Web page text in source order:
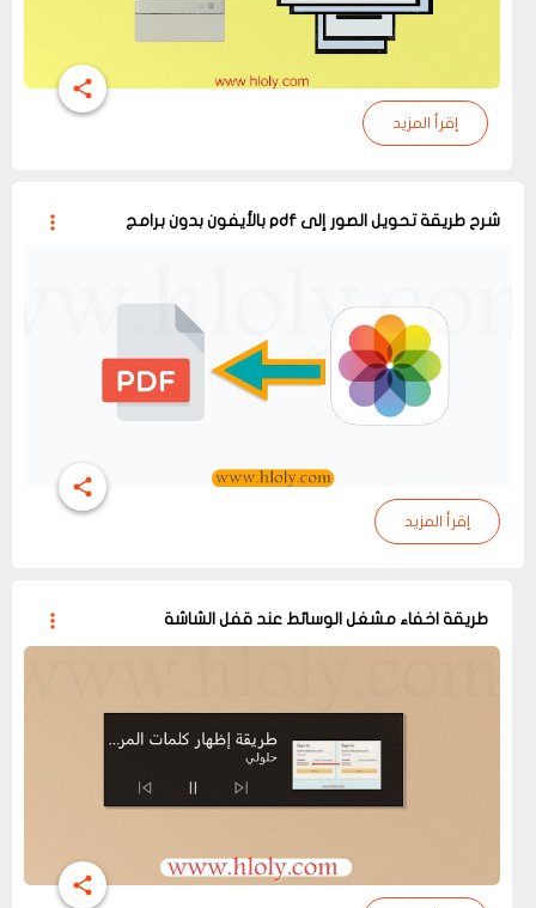
إقرأ المزيد
شرح طريقة تحويل الصور إلى pdf بالأيفون بدون برامج
إقرأ المزيد
طريقة اخفاء مشغل الوسائط عند قفل الشاشة